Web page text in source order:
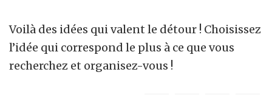
Voilà des idées qui valent le détour ! Choisissez
l’idée qui correspond le plus à ce que vous
recherchez et organisez-vous !